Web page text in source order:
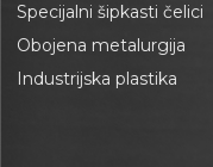
Specijalni šipkasti čelici
Obojena metalurgija
Industrijska plastika